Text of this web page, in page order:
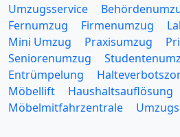
Umzugsservice
Fernumzug
Firmenumzug
Mini Umzug
Praxisumzug
Seniorenumzug
Entrümpelung
Möbellift
Haushaltsauflösung
Möbelmitfahrzentrale